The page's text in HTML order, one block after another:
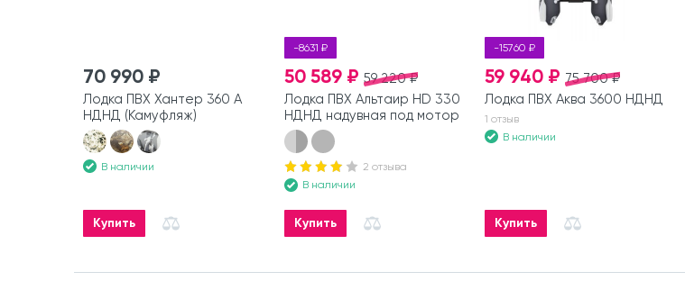
70 990 ₽
Лодка ПВХ Хантер 360 А
НДНД (Камуфляж)
В наличии
Купить
-8631 ₽
59 220 ₽
50 589 ₽
Лодка ПВХ Альтаир HD 330
НДНД надувная под мотор
2 отзыва
В наличии
Купить
-15760 ₽
75 700 ₽
59 940 ₽
Лодка ПВХ Аква 3600 НДНД
1 отзыв
В наличии
Купить